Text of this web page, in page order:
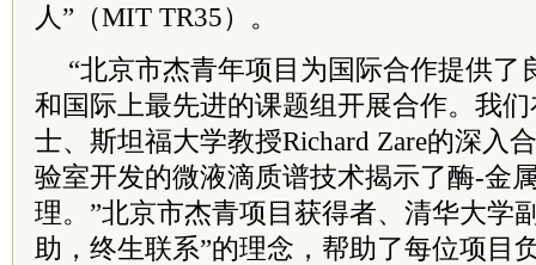
人”（MIT TR35）。
“北京市杰青年项目为国际合作提供了
和国际上最先进的课题组开展合作。我
士、斯坦福大学教授Richard Zare的深入
验室开发的微液滴质谱技术揭示了酶-金
理。”北京市杰青项目获得者、清华大学
助，终生联系”的理念，帮助了每位项目